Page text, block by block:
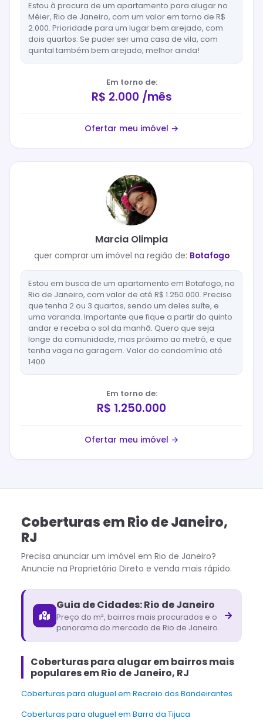
Estou à procura de um apartamento para alugar no
Méier, Rio de Janeiro, com um valor em torno de R$
2.000. Prioridade para um lugar bem arejado, com
dois quartos. Se puder ser uma casa de vila, com
quintal também bem arejado, melhor ainda!
Em torno de:
R$ 2.000 /mês
Ofertar meu imóvel →
Marcia Olimpia
quer comprarum imóvel na região de: Botafogo
Estou em busca de um apartamento em Botafogo, no
Rio de Janeiro, com valor de até R$ 1.250.000. Preciso
que tenha 2 ou 3 quartos, sendo um deles suíte, e
uma varanda. Importante que fique a partir do quinto
andar e receba o sol da manhã. Quero que seja
longe da comunidade, mas próximo ao metrô, e que
tenha vaga na garagem. Valor do condomínio até
1400
Em torno de:
R$ 1.250.000
Ofertar meu imóvel →
CoberturasemRio de Janeiro,
RJ
Precisa anunciar um imóvel em Rio de Janeiro?
Anuncie na Proprietário Direto e venda mais rápido.
Guia de Cidades:Rio de Janeiro
Preço do m², bairros mais procurados e o
panorama do mercado de Rio de Janeiro.
Coberturas para alugar em bairros mais
populares em Rio de Janeiro, RJ
Coberturas para aluguel em Recreio dos Bandeirantes
Coberturas para aluguel em Barra da Tijuca